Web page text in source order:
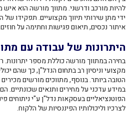
להיות מורכב ודרשני. מתווך מורשה הוא
ידי מתן שירותי תיווך מקצועיים. תפקידו של
איתור נכסים, תיאום פגישות וחתימה על
היתרונות של עבודה עם
בחירה במתווך מורשה כוללת מספר
מקצועי וניסיון רב בתחום הנדל"ן, כך שהם
הטובה ביותר. בנוסף, מתווכים מורשים
במידע עדכני על מחירים ותנאים שכונתיים.
הפוטנציאליים בעסקאות נדל"ן ע"י ניתוחים
לצרכיו וליכולותיו הפיננסיות של הלקוח.